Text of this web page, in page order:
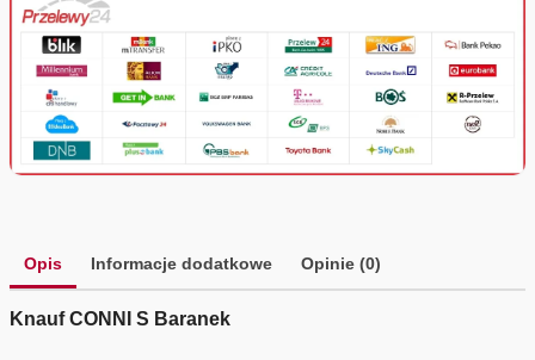
Opis Informacje dodatkowe Opinie (0)
Knauf CONNI S Baranek